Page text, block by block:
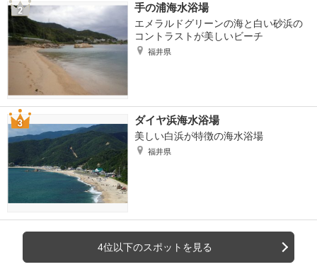
手の浦海水浴場
エメラルドグリーンの海と白い砂浜の
コントラストが美しいビーチ
福井県
ダイヤ浜海水浴場
美しい白浜が特徴の海水浴場
福井県
4位以下のスポットを見る